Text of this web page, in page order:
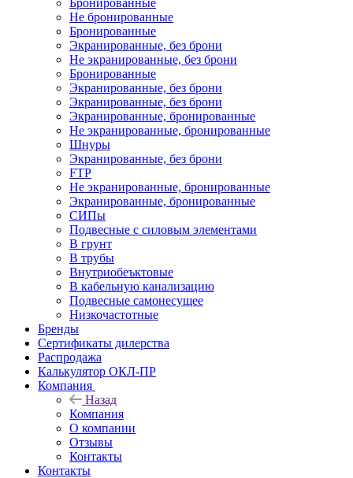
Бронированные
Не бронированные
Бронированные
Экранированные, без брони
Не экранированные, без брони
Бронированные
Экранированные, без брони
Экранированные, без брони
Экранированные, бронированные
Не экранированные, бронированные
Шнуры
Экранированные, без брони
FTP
Не экранированные, бронированные
Экранированные, бронированные
СИПы
Подвесные с силовым элементами
В грунт
В трубы
Внутриобеъктовые
В кабельную канализацию
Подвесные самонесущее
Низкочастотные
Бренды
Сертификаты дилерства
Распродажа
Калькулятор ОКЛ-ПР
Компания
Назад
Компания
О компании
Отзывы
Контакты
Контакты